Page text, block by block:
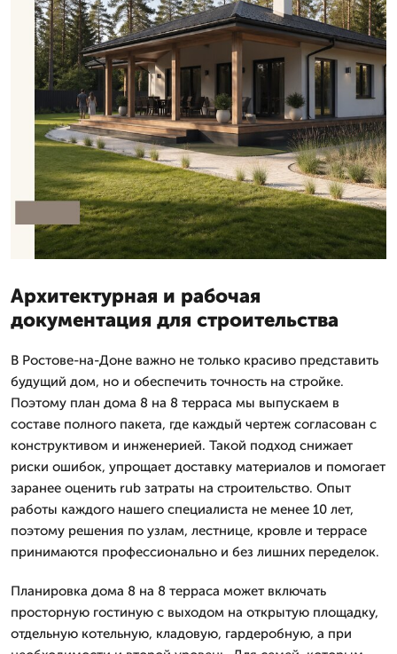
Архитектурная и рабочая
документация для строительства
В Ростове-на-Доне важно не только красиво представить
будущий дом, но и обеспечить точность на стройке.
Поэтому план дома 8 на 8 терраса мы выпускаем в
составе полного пакета, где каждый чертеж согласован с
конструктивом и инженерией. Такой подход снижает
риски ошибок, упрощает доставку материалов и помогает
заранее оценить rub затраты на строительство. Опыт
работы каждого нашего специалиста не менее 10 лет,
поэтому решения по узлам, лестнице, кровле и террасе
принимаются профессионально и без лишних переделок.
Планировка дома 8 на 8 терраса может включать
просторную гостиную с выходом на открытую площадку,
отдельную котельную, кладовую, гардеробную, а при